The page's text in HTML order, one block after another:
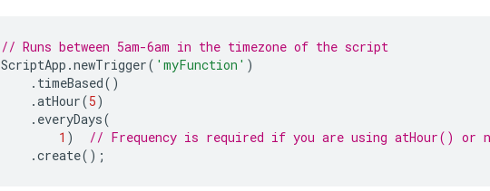
// Runs between 5am-6am in the timezone of the script
ScriptApp .newTrigger( 'myFunction' )
. timeBased()
.atHour(5)
. everyDays(
1 )
// Frequency is required if you are using atHour() or
.create();